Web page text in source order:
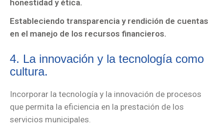
honestidad y ética.
Estableciendo transparencia y rendición de cuentas
en el manejo de los recursos financieros.
4. La innovación y la tecnología como
cultura.
Incorporar la tecnología y la innovación de procesos
que permita la eficiencia en la prestación de los
servicios municipales.